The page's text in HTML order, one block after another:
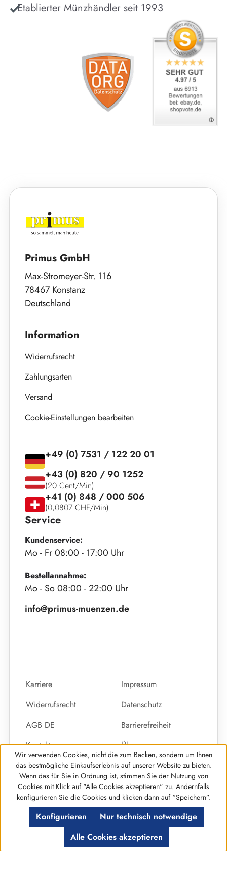
Etablierter Münzhändler seit 1993
Primus GmbH
Max-Stromeyer-Str. 116
78467 Konstanz
Deutschland
Information
Widerrufsrecht
Zahlungsarten
Versand
Cookie-Einstellungen bearbeiten
Service
Kundenservice:
Mo - Fr 08:00 - 17:00 Uhr
Bestellannahme:
Mo - So 08:00 - 22:00 Uhr
info@primus-muenzen.de
+49 (0) 7531 / 122 20 01
+43 (0) 820 / 90 1252
(20 Cent/Min)
+41 (0) 848 / 000 506
(0,0807 CHF/Min)
Karriere
Impressum
Widerrufsrecht
Datenschutz
AGB DE
Barrierefreiheit
Kontakt
Über uns
Vertrag widerrufen
© %year% Primus GmbH Alle Rechte Vorbehalten
Werkzeugleiste anzeigen
Wir verwenden Cookies, nicht die zum Backen, sondern um Ihnen
das bestmögliche Einkaufserlebnis auf unserer Website zu bieten.
Wenn das für Sie in Ordnung ist, stimmen Sie der Nutzung von
Cookies mit Klick auf "Alle Cookies akzeptieren" zu. Andernfalls
konfigurieren Sie die Cookies und klicken dann auf “Speichern”.
Nur technisch notwendige
Konfigurieren
Alle Cookies akzeptieren